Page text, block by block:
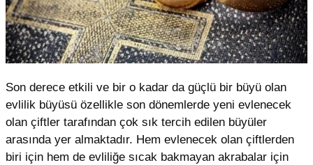
Son derece etkili ve bir o kadar da güçlü bir büyü olan
evlilik büyüsü özellikle son dönemlerde yeni evlenecek
olan çiftler tarafından çok sık tercih edilen büyüler
arasında yer almaktadır. Hem evlenecek olan çiftlerden
biri için hem de evliliğe sıcak bakmayan akrabalar için